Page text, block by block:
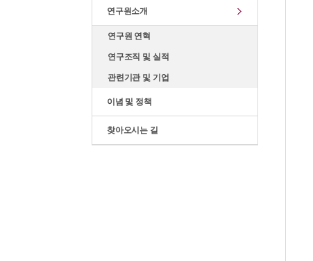
연구원소개
연구원 연혁
연구조직 및 실적
관련기관 및 기업
이념 및 정책
찾아오시는 길